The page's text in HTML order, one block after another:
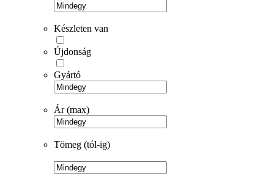
Készleten van
Újdonság
Gyártó
Ár (max)
Tömeg (tól-ig)